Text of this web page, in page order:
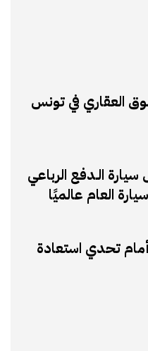
العقاري في تونس
الـدفع الرباعي
تحدي استعادة